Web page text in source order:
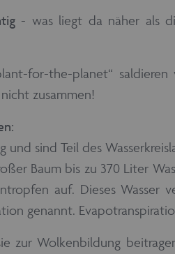
- was liegt da näher als
for-the-planet“
zusammen!
sind Teil des
Baum bis zu 370 Liter
auf. Dieses
genannt.
zur Wolkenbildung